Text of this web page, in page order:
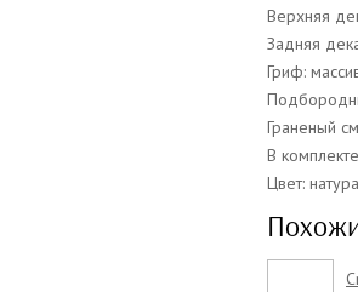
Верхняя
Задняя
Гриф:
Граненый
В
Цвет: